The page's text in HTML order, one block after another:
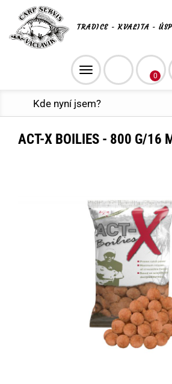
TRADICE - KVALITA -
Toggle
navigation
0
Kde nyní jsem?
ACT-X BOILIES - 800 G/16